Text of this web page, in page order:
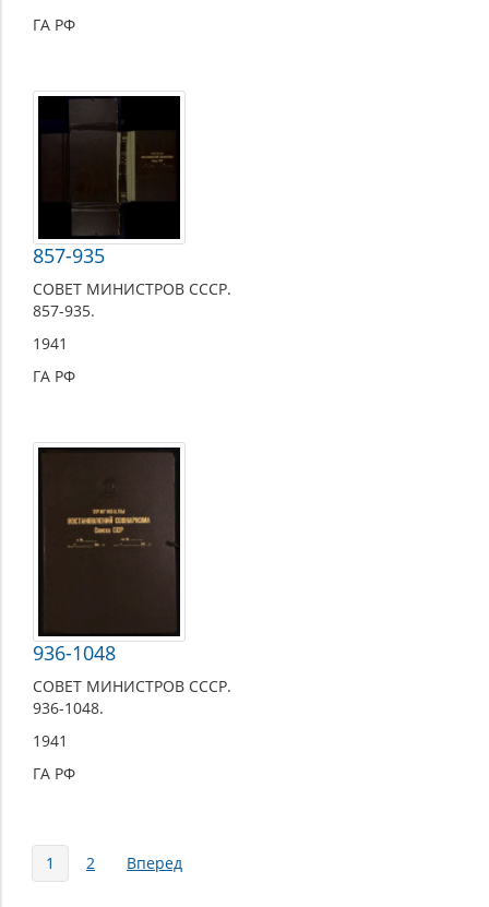
ГА РФ
857-935
СОВЕТ МИНИСТРОВ СССР.
857-935.
1941
ГА РФ
936-1048
СОВЕТ МИНИСТРОВ СССР.
936-1048.
1941
ГА РФ
Страницы
1 2 Вперед